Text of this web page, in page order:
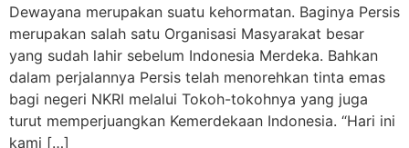
Dewayana merupakan suatu kehormatan. Baginya Persis
merupakan salah satu Organisasi Masyarakat besar
yang sudah lahir sebelum Indonesia Merdeka. Bahkan
dalam perjalannya Persis telah menorehkan tinta emas
bagi negeri NKRI melalui Tokoh-tokohnya yang juga
turut memperjuangkan Kemerdekaan Indonesia. “Hari ini
kami […]